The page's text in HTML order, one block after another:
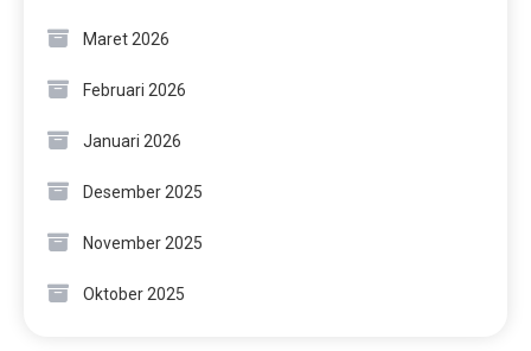
Maret 2026
Februari 2026
Januari 2026
Desember 2025
November 2025
Oktober 2025